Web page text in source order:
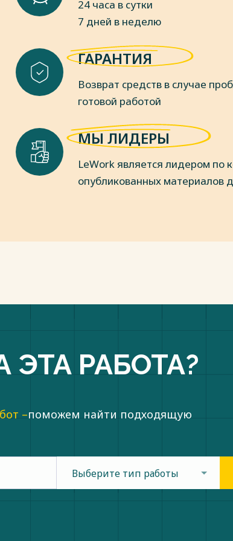
10. – С.
– №
24 часа в сутки
7 дней в неделю
ГАРАНТИЯ
Возврат средств в случае
готовой работой
МЫ ЛИДЕРЫ
LeWork является лидером по
опубликованных материалов
РАБОТА?
–поможем найти подходящую
Выберите тип работы